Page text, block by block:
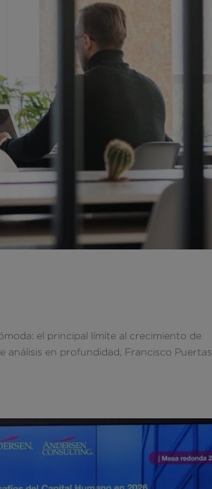
el principal límite al crecimiento de
análisis en profundidad, Francisco Puertas